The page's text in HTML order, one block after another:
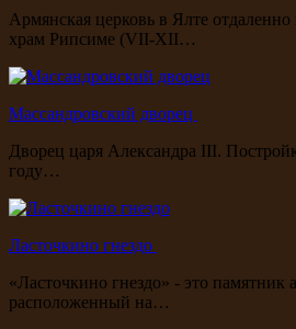
Армянская церковь в Ялте
храм Рипсиме (VII-XII…
Массандровский дворец
Дворец царя Александра III.
году…
Ласточкино гнездо
«Ласточкино гнездо» - это памятник
расположенный на…